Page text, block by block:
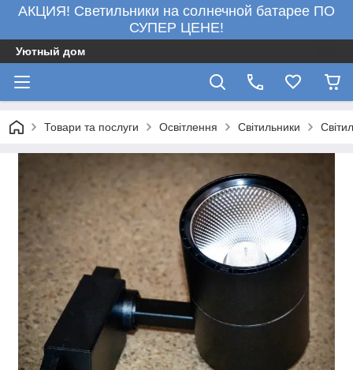
АКЦИЯ! Светильники на солнечной батарее ПО
СУПЕР ЦЕНЕ!
Уютный дом
Товари та послуги Освітлення Світильники